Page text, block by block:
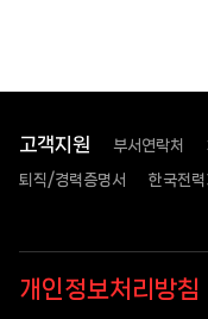
고객지원 부서연락처
퇴직/경력증명서 한국전
개인정보처리방침